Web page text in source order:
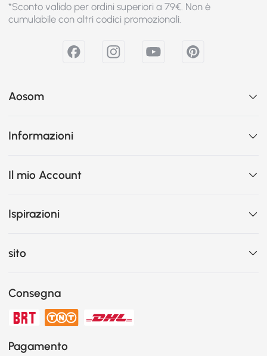
*Sconto valido per ordini superiori a 79€. Non è
cumulabile con altri codici promozionali.
Aosom
Informazioni
Il mio Account
Ispirazioni
sito
Consegna
Pagamento